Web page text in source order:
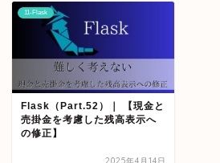
11-Flask
Flask（Part.52）｜ 【現金と
売掛金を考慮した残高表示へ
の修正】